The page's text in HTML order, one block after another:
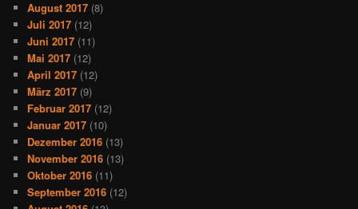
August 2017 (8)
Juli 2017 (12)
Juni 2017 (11)
Mai 2017 (12)
April 2017 (12)
März 2017 (9)
Februar 2017 (12)
Januar 2017 (10)
Dezember 2016 (13)
November 2016 (13)
Oktober 2016 (11)
September 2016 (12)